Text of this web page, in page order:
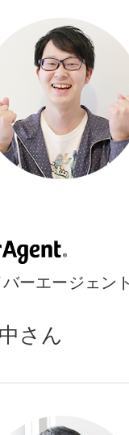
ーエージェン
さん